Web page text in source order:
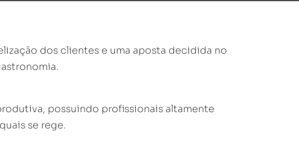
dos clientes e uma aposta decidida no
possuindo profissionais altamente
se rege.